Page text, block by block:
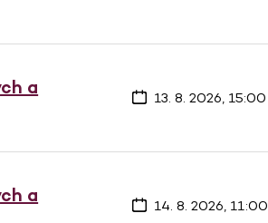
a
13. 8. 2026, 15:00
a
14. 8. 2026, 11:00